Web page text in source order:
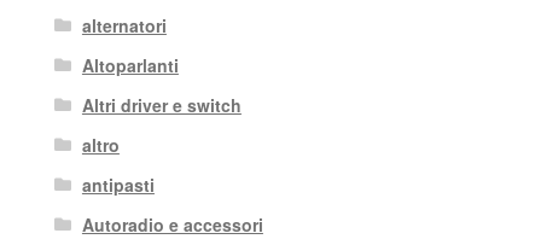
alternatori
Altoparlanti
Altri driver e switch
altro
antipasti
Autoradio e accessori